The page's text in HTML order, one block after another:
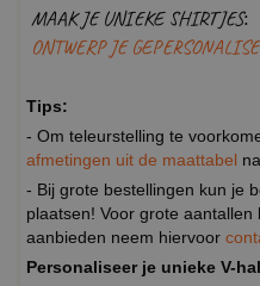
MAAK JE UNIEKE SHIRTJES:
ONTWERP JE
Tips:
- Om teleurstelling te
afmetingen uit de maattabel
- Bij grote bestellingen kun je
plaatsen! Voor grote
aanbieden neem hiervoor
Personaliseer je unieke V-